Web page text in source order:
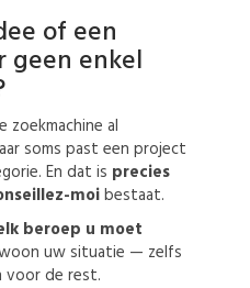
of een
geen enkel
zoekmachine al
soms past een project
En dat is precies
moibestaat.
beroep u moet
uw situatie — zelfs
voor de rest.